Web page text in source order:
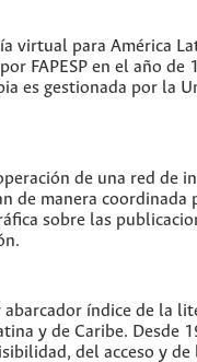
virtual para América
FAPESP en el año de
es gestionada por la
de una red de
de manera coordinada
sobre las
abarcador índice de la
y de Caribe. Desde
del acceso y de